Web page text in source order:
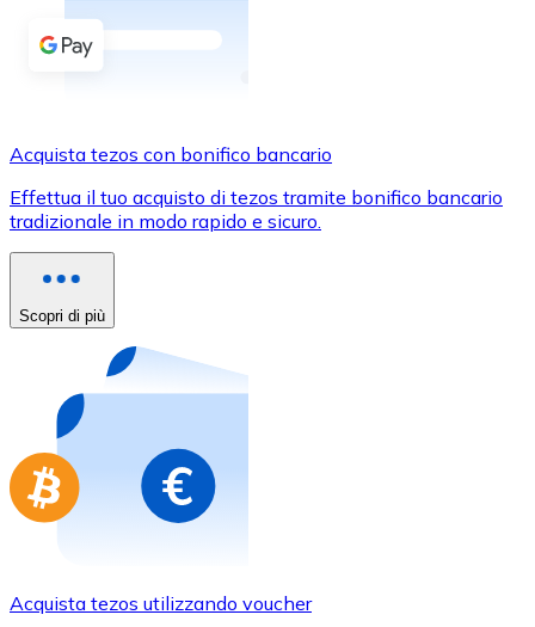
Bonifico SEPA
Usa le carte Visa e Mastercard per acquistare
Acquista con carta
Acquista gift card dei tuoi marchi preferiti con
Vai al negozio di carte regalo
Acquista tezos con bonifico bancario
Effettua il tuo acquisto di tezos tramite bonifico bancario
tradizionale in modo rapido e sicuro.
Scopri di più
Acquista tezos utilizzando voucher